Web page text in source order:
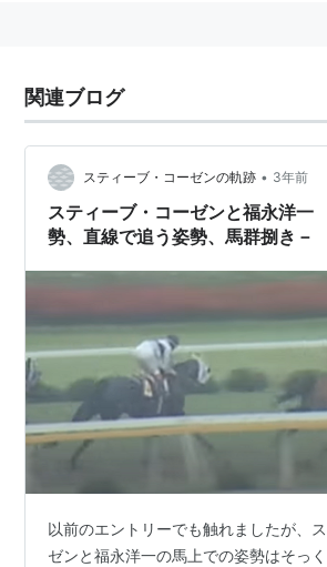
関連ブログ
スティーブ・コーゼンの軌跡 • 3年前
スティーブ・コーゼンと福永洋
勢、直線で追う姿勢、馬群捌き－
以前のエントリーでも触れましたが、
ゼンと福永洋一の馬上での姿勢はそっく